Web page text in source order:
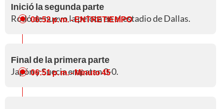
Inició la segunda parte
Rodó de nuevo la pelota en el estadio de Dallas.
06:52 p. m. - ENTRETIEMPO
Final de la primera parte
Japón y Suecia empatan 0-0.
06:51 p. m.- Minuto 45